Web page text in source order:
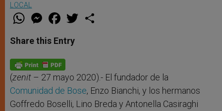
LOCAL
W
t
s
p
p
M
e
s
e
g
e
r
F
a
e
b
o
k
w
Share this Entry
(zenit – 27 mayo 2020).- El fundador de la
Comunidad de Bose, Enzo Bianchi, y los hermanos
Goffredo Boselli, Lino Breda y Antonella Casiraghi